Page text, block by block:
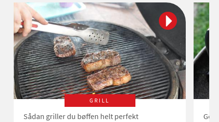
GRILL
Sådan griller du bøffen helt perfekt